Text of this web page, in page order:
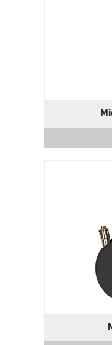
采用连续流制
高
77 K液氮低